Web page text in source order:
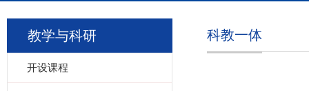
教学与科研
开设课程
科教一体